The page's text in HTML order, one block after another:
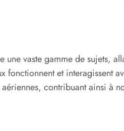
vaste gamme de sujets,
et interagissent
contribuant ainsi à